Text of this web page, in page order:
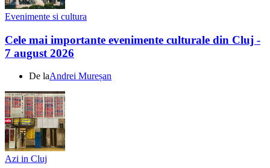
Evenimente si cultura
Cele mai importante evenimente culturale din Cluj -
7 august 2026
De laAndrei Mureșan
Azi in Cluj